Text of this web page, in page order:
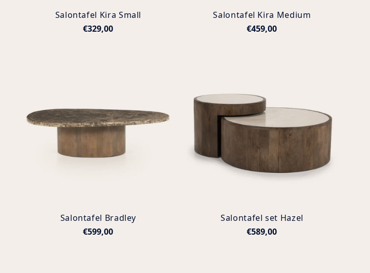
Salontafel Kira Small
€329,00
Salontafel Kira Medium
€459,00
Salontafel Bradley
€599,00
Salontafel set Hazel
€589,00